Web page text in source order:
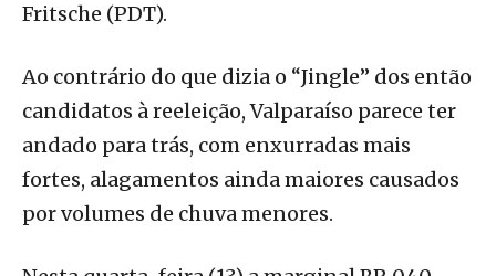
Fritsche (PDT).
Ao contrário do que dizia o “Jingle” dos então
candidatos à reeleição, Valparaíso parece ter
andado para trás, com enxurradas mais
fortes, alagamentos ainda maiores causados
por volumes de chuva menores.